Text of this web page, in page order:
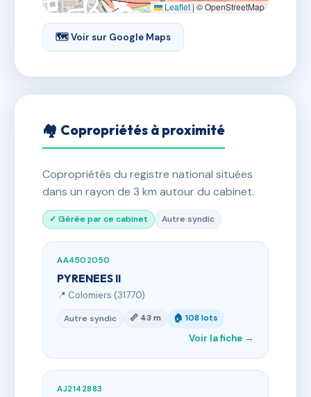
Leaflet | © OpenStreetMap
🗺 Voir sur Google Maps
🏘 Copropriétés à proximité
Copropriétés du registre national situées
dans un rayon de 3 km autour du cabinet.
✓ Gérée par ce cabinet Autre syndic
AA4502050
PYRENEES II
📍 Colomiers (31770)
Autre syndic 📏 43 m 🏠 108 lots
Voir la fiche →
AJ2142883